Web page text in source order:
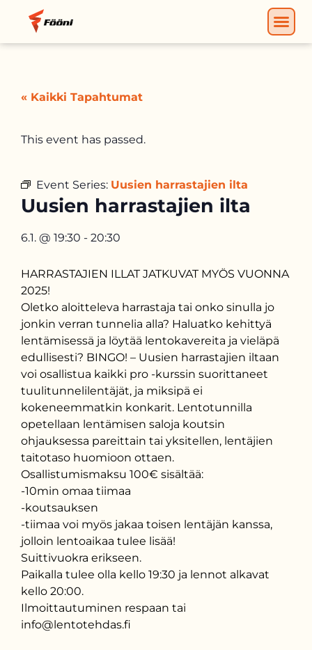
« Kaikki Tapahtumat
This event has passed.
Event Series: Uusien harrastajien ilta
Uusien harrastajien ilta
6.1. @ 19:30 - 20:30
HARRASTAJIEN ILLAT JATKUVAT MYÖS VUONNA
2025!
Oletko aloitteleva harrastaja tai onko sinulla jo
jonkin verran tunnelia alla? Haluatko kehittyä
lentämisessä ja löytää lentokavereita ja vieläpä
edullisesti? BINGO! – Uusien harrastajien iltaan
voi osallistua kaikki pro -kurssin suorittaneet
tuulitunnelilentäjät, ja miksipä ei
kokeneemmatkin konkarit. Lentotunnilla
opetellaan lentämisen saloja koutsin
ohjauksessa pareittain tai yksitellen, lentäjien
taitotaso huomioon ottaen.
Osallistumismaksu 100€ sisältää:
-10min omaa tiimaa
-koutsauksen
-tiimaa voi myös jakaa toisen lentäjän kanssa,
jolloin lentoaikaa tulee lisää!
Suittivuokra erikseen.
Paikalla tulee olla kello 19:30 ja lennot alkavat
kello 20:00.
Ilmoittautuminen respaan tai
info@lentotehdas.fi